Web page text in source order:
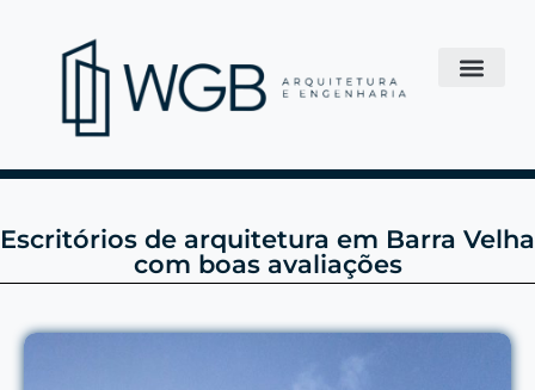
Escritórios de arquitetura em Barra Velha
com boas avaliações